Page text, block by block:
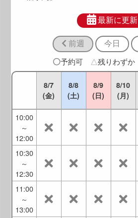
最新に更新
前週 今日
予約可 △残りわずか
8/7
(金)
8/8
(土)
8/9
(日)
8/10
(月)
10:00
～
12:00
10:30
～
12:30
11:00
～
13:00